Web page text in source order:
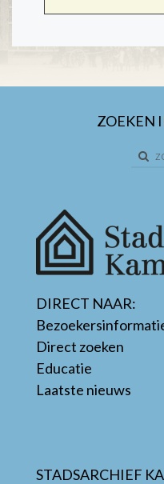
ZOEKEN
DIRECT NAAR:
Direct zoeken
Educatie
Laatste nieuws
STADSARCHIEF